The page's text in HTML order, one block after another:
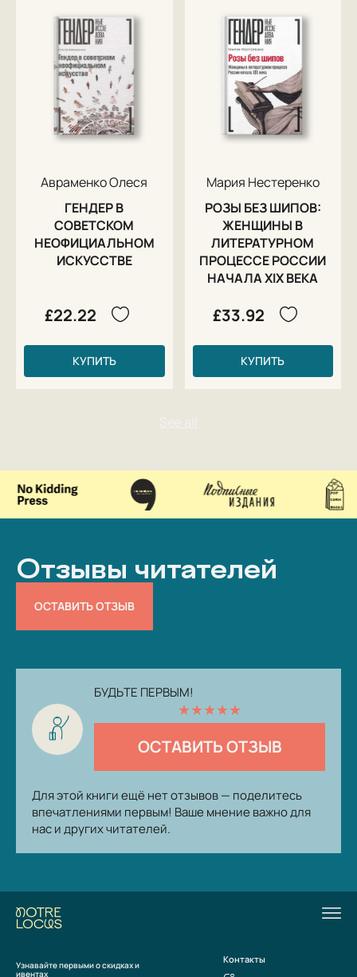
Авраменко Олеся
ГЕНДЕР В
СОВЕТСКОМ
НЕОФИЦИАЛЬНОМ
ИСКУССТВЕ
£22.22
КУПИТЬ
Мария Нестеренко
РОЗЫ БЕЗ ШИПОВ:
ЖЕНЩИНЫ В
ЛИТЕРАТУРНОМ
ПРОЦЕССЕ РОССИИ
НАЧАЛА XIX ВЕКА
£33.92
КУПИТЬ
Отзывы читателей
ОСТАВИТЬ ОТЗЫВ
БУДЬТЕ ПЕРВЫМ!
★★★★★
ОСТАВИТЬ ОТЗЫВ
Для этой книги ещё нет отзывов — поделитесь
впечатлениями первым! Ваше мнение важно для
нас и других читателей.
Узнавайте первыми о скидках и
ивентах
Контакты